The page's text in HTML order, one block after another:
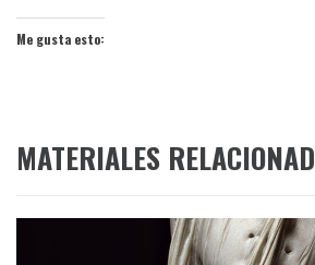
Me gusta esto:
MATERIALES